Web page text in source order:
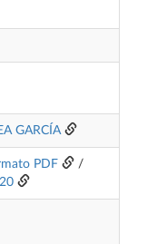
GARCÍA
PDF
/